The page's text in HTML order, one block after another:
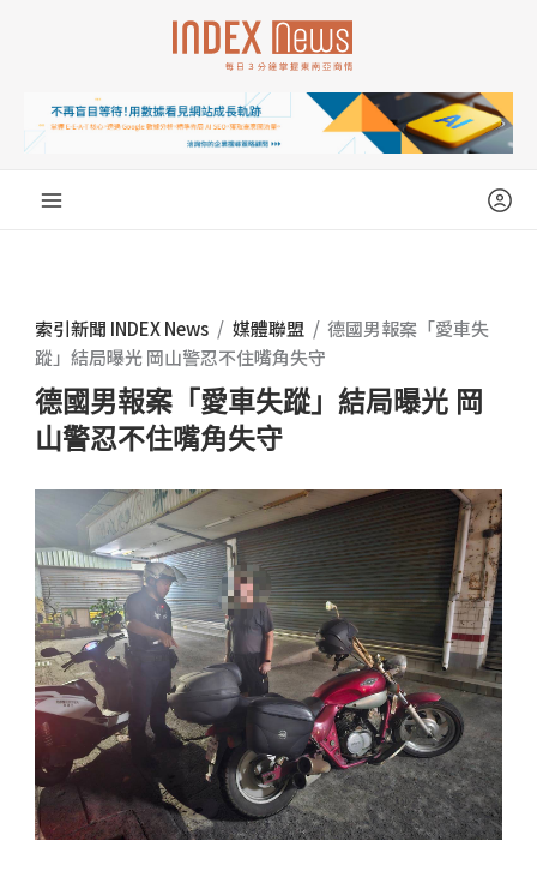
索引新聞 INDEX News / 媒體聯盟 / 德國男報案「愛車失
蹤」結局曝光 岡山警忍不住嘴角失守
德國男報案「愛車失蹤」結局曝光 岡
山警忍不住嘴角失守